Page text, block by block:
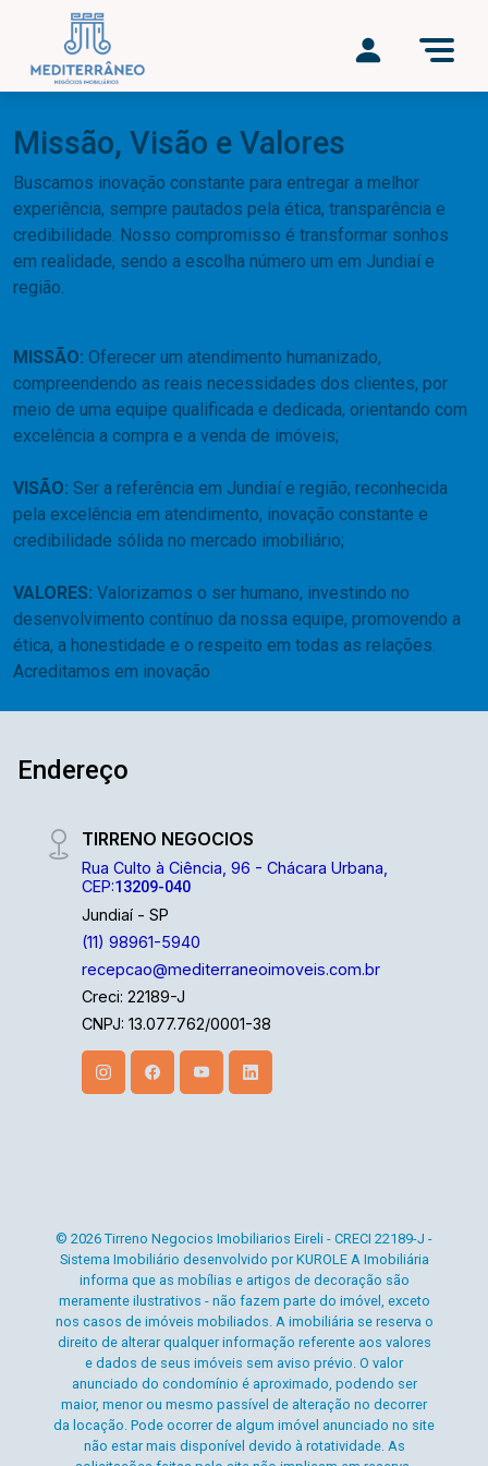
Missão, Visão e Valores
Buscamos inovação constante para entregar a melhor
experiência, sempre pautados pela ética, transparência e
credibilidade. Nosso compromisso é transformar sonhos
em realidade, sendo a escolha número um em Jundiaí e
região.
MISSÃO: Oferecer um atendimento humanizado,
compreendendo as reais necessidades dos clientes, por
meio de uma equipe qualificada e dedicada, orientando com
excelência a compra e a venda de imóveis;
VISÃO: Ser a referência em Jundiaí e região, reconhecida
pela excelência em atendimento, inovação constante e
credibilidade sólida no mercado imobiliário;
VALORES: Valorizamos o ser humano, investindo no
desenvolvimento contínuo da nossa equipe, promovendo a
ética, a honestidade e o respeito em todas as relações.
Acreditamos em inovação
Endereço
TIRRENO NEGOCIOS
Rua Culto à Ciência, 96 - Chácara Urbana,
CEP:13209-040
Jundiaí - SP
(11) 98961-5940
recepcao@mediterraneoimoveis.com.br
Creci: 22189-J
CNPJ: 13.077.762/0001-38
© 2026 Tirreno Negocios Imobiliarios Eireli - CRECI 22189-J -
Sistema Imobiliário desenvolvido por KUROLE A Imobiliária
informa que as mobílias e artigos de decoração são
meramente ilustrativos - não fazem parte do imóvel, exceto
nos casos de imóveis mobiliados. A imobiliária se reserva o
direito de alterar qualquer informação referente aos valores
e dados de seus imóveis sem aviso prévio. O valor
anunciado do condomínio é aproximado, podendo ser
maior, menor ou mesmo passível de alteração no decorrer
da locação. Pode ocorrer de algum imóvel anunciado no site
não estar mais disponível devido à rotatividade. As